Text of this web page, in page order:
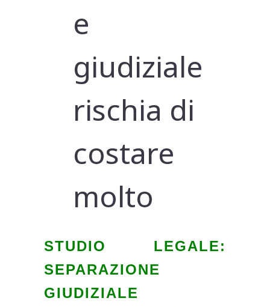
e
giudiziale
rischia di
costare
molto
STUDIO LEGALE:
SEPARAZIONE
GIUDIZIALE